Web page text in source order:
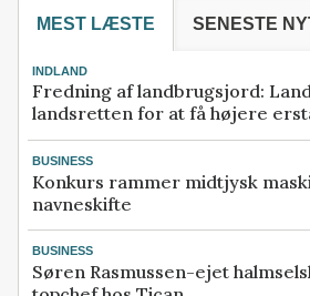
MEST LÆSTE SENESTE
INDLAND
Fredning af landbrugsjord:
landsretten for at få højere
BUSINESS
Konkurs rammer midtjysk
navneskifte
BUSINESS
Søren Rasmussen-ejet